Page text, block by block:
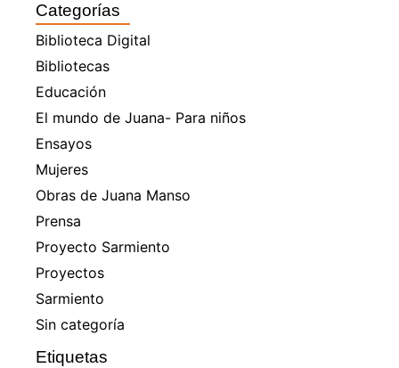
Categorías
Biblioteca Digital
Bibliotecas
Educación
El mundo de Juana- Para niños
Ensayos
Mujeres
Obras de Juana Manso
Prensa
Proyecto Sarmiento
Proyectos
Sarmiento
Sin categoría
Etiquetas